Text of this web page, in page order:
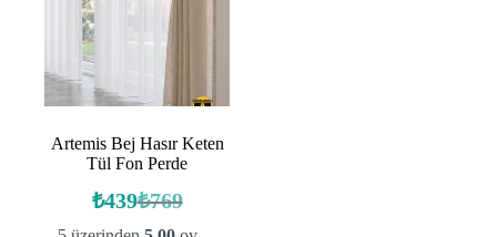
Artemis Bej Hasır Keten
Tül Fon Perde
₺769
Orijinal
fiyat:
₺439Şu
andaki